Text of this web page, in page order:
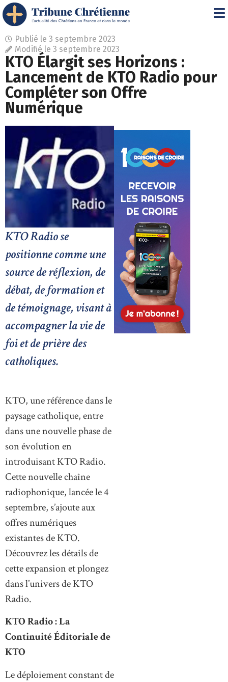
Publié le 3 septembre 2023
Modifié le 3 septembre 2023
KTO Élargit ses Horizons :
Lancement de KTO Radio pour
Compléter son Offre
Numérique
KTO Radio se
positionne comme une
source de réflexion, de
débat, de formation et
de témoignage, visant à
accompagner la vie de
foi et de prière des
catholiques.
KTO, une référence dans le
paysage catholique, entre
dans une nouvelle phase de
son évolution en
introduisant KTO Radio.
Cette nouvelle chaîne
radiophonique, lancée le 4
septembre, s’ajoute aux
offres numériques
existantes de KTO.
Découvrez les détails de
cette expansion et plongez
dans l’univers de KTO
Radio.
KTO Radio : La
Continuité Éditoriale de
KTO
Le déploiement constant de